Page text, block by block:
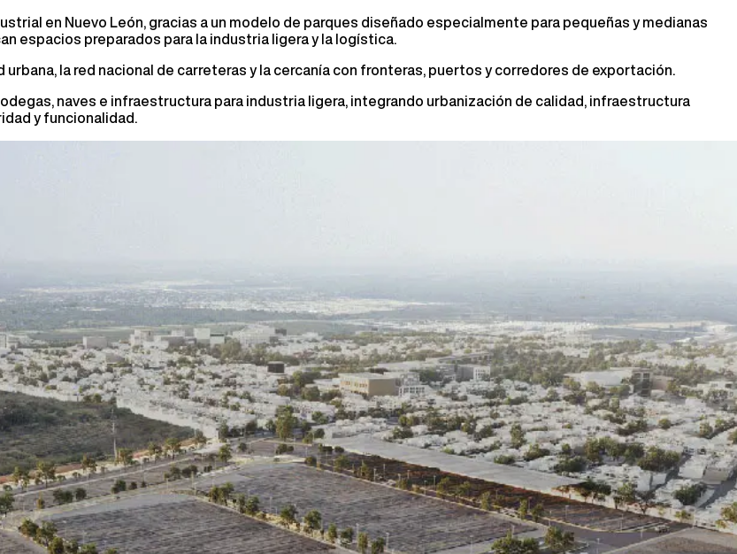
en Nuevo León, gracias a un modelo de parques diseñado especialmente para pequeñas y medianas
espacios preparados para la industria ligera y la logística.
la red nacional de carreteras y la cercanía con fronteras, puertos y corredores de exportación.
naves e infraestructura para industria ligera, integrando urbanización de calidad, infraestructura
y funcionalidad.